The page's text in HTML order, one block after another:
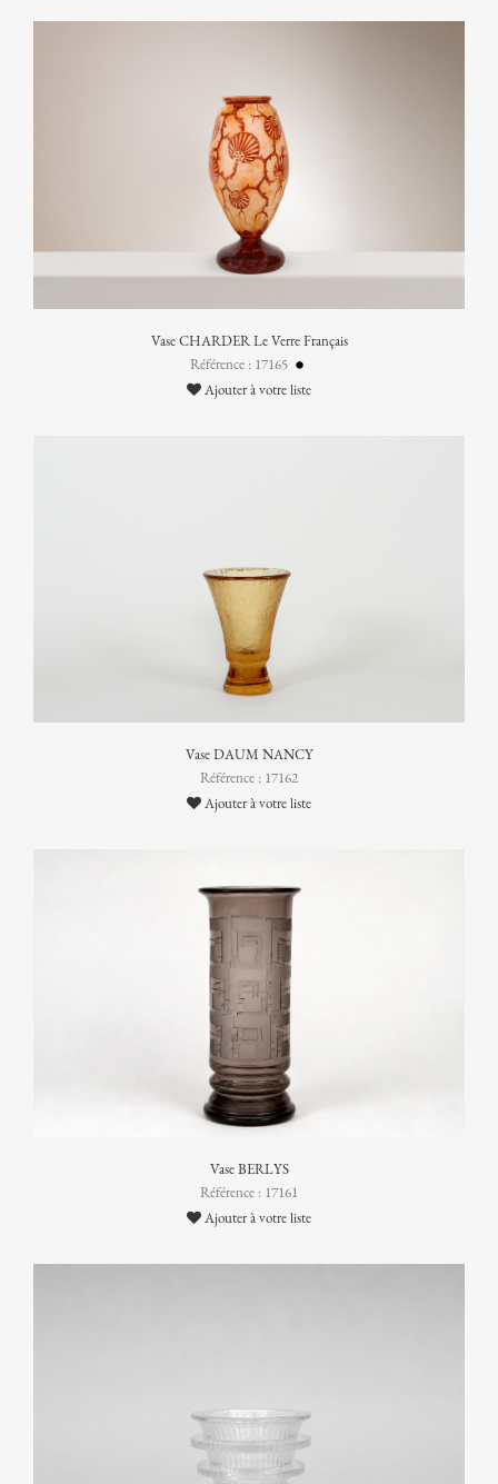
Vase CHARDER Le Verre Français
Référence : 17165
Ajouter à votre liste
Vase DAUM NANCY
Référence : 17162
Ajouter à votre liste
Vase BERLYS
Référence : 17161
Ajouter à votre liste